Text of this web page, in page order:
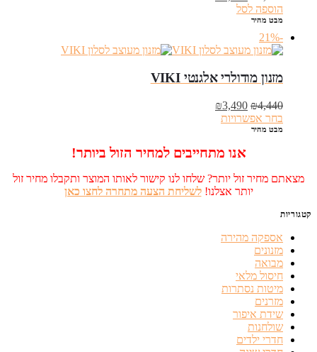
המקוריהוספה לסל
מבט מהיר
-21%
מזנון מודולרי אלגנטי VIKI
₪4,440
המחיר
המקורי
₪3,490
בחר אפשרויות
מבט מהיר
אנו מתחייבים למחיר הזול ביותר!
מצאתם מחיר זול יותר? שלחו לנו קישור לאותו המוצר ותקבלו מחיר זול
יותר אצלנו!לשליחת הצעה מתחרה לחצו כאן
קטגוריות
אספקה מהירה
מזנונים
מבואה
חיסול מלאי
מיטות נסתרות
מזרנים
שידת איפור
שולחנות
חדרי ילדים